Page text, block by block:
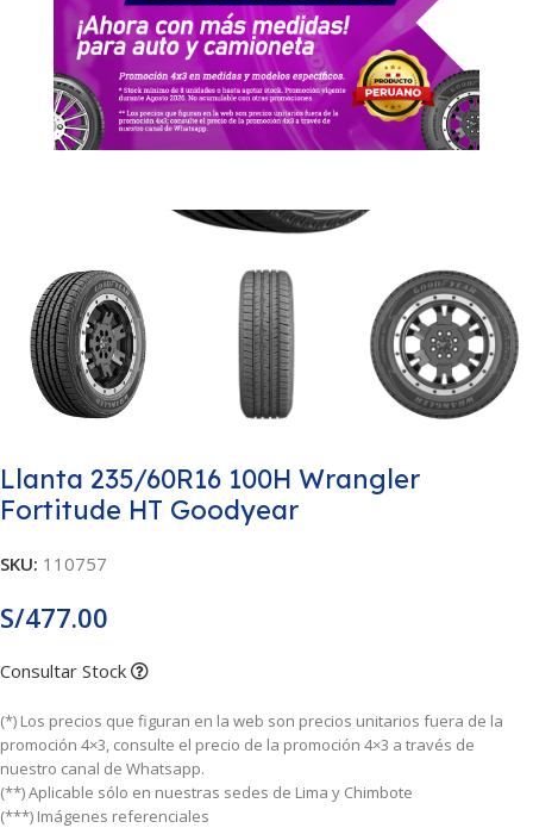
Llanta 235/60R16 100H Wrangler
Fortitude HT Goodyear
SKU: 110757
S/477.00
Consultar Stock
(*) Los precios que figuran en la web son precios unitarios fuera de la
promoción 4×3, consulte el precio de la promoción 4×3 a través de
nuestro canal de Whatsapp.
(**) Aplicable sólo en nuestras sedes de Lima y Chimbote
(***) Imágenes referenciales